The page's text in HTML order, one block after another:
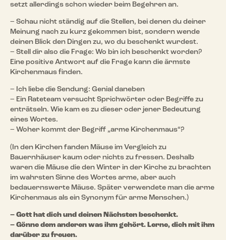
setzt allerdings schon wieder beim Begehren an.
– Schau nicht ständig auf die Stellen, bei denen du deiner
Meinung nach zu kurz gekommen bist, sondern wende
deinen Blick den Dingen zu, wo du beschenkt wurdest.
– Stell dir also die Frage: Wo bin ich beschenkt worden?
Eine positive Antwort auf die Frage kann die ärmste
Kirchenmaus finden.
– Ich liebe die Sendung: Genial daneben
– Ein Rateteam versucht Sprichwörter oder Begriffe zu
enträtseln. Wie kam es zu dieser oder jener Bedeutung
eines Wortes.
– Woher kommt der Begriff „arme Kirchenmaus“?
(In den Kirchen fanden Mäuse im Vergleich zu
Bauernhäuser kaum oder nichts zu fressen. Deshalb
waren die Mäuse die den Winter in der Kirche zu brachten
im wahrsten Sinne des Wortes arme, aber auch
bedauernswerte Mäuse. Später verwendete man die arme
Kirchenmaus als ein Synonym für arme Menschen.)
– Gott hat dich und deinen Nächsten beschenkt.
– Gönne dem anderen was ihm gehört. Lerne, dich mit ihm
darüber zu freuen.